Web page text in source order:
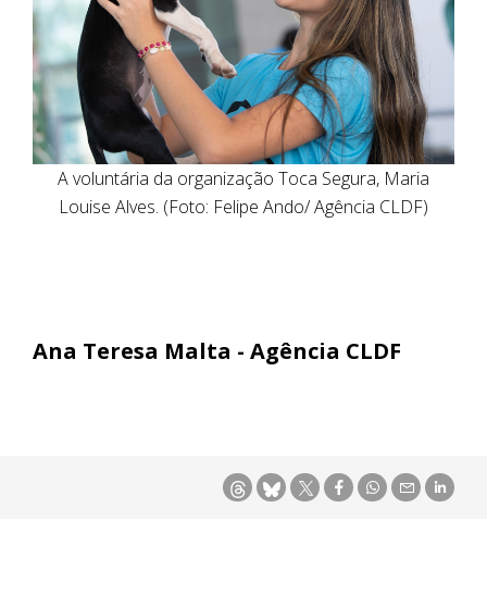
A voluntária da organização Toca Segura, Maria
Louise Alves. (Foto: Felipe Ando/ Agência CLDF)
Ana Teresa Malta - Agência CLDF